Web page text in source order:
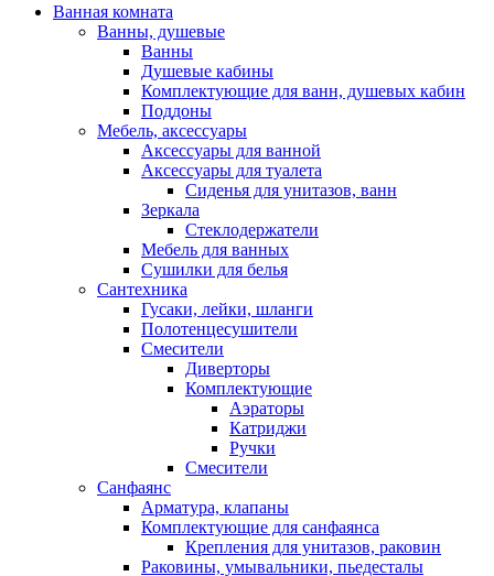
Ванная комната
Ванны, душевые
Ванны
Душевые кабины
Комплектующие для ванн, душевых кабин
Поддоны
Мебель, аксессуары
Аксессуары для ванной
Аксессуары для туалета
Сиденья для унитазов, ванн
Зеркала
Стеклодержатели
Мебель для ванных
Сушилки для белья
Сантехника
Гусаки, лейки, шланги
Полотенцесушители
Смесители
Диверторы
Комплектующие
Аэраторы
Катриджи
Ручки
Смесители
Санфаянс
Арматура, клапаны
Комплектующие для санфаянса
Крепления для унитазов, раковин
Раковины, умывальники, пьедесталы